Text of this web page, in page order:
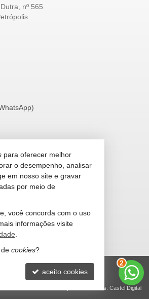
nº 565
Política de Privacidade
Site para imobiliárias: Castel Digital
para oferecer melhor
o desempenho, analisar
em nosso site e gravar
por meio de
você concorda com o uso
informações visite
cookies?
aceito cookies